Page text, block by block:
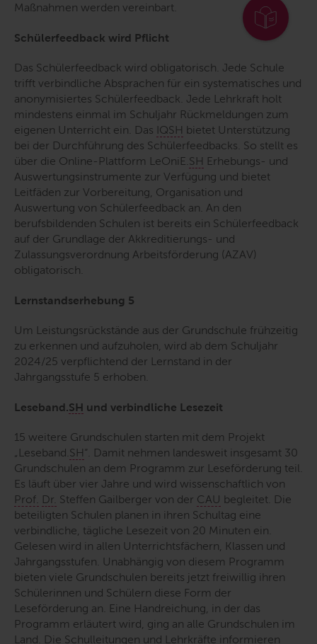
Maßnahmen werden vereinbart.
Schülerfeedback wird Pflicht
Das Schülerfeedback wird obligatorisch. Jede Schule
trifft verbindliche Absprachen für ein systematisches und
anonymisiertes Schülerfeedback. Jede Lehrkraft holt
mindestens einmal im Schuljahr Rückmeldungen zum
eigenen Unterricht ein. Das IQSH bietet Unterstützung
bei der Durchführung des Schülerfeedbacks. So stellt es
über die Online-Plattform LeOniE. SH Erhebungs- und
Auswertungsinstrumente zur Verfügung und bietet
Leitfäden zur Vorbereitung, Organisation und
Auswertung von Schülerfeedback an. An den
berufsbildenden Schulen ist bereits ein Schülerfeedback
auf der Grundlage der Akkreditierungs- und
Zulassungsverordnung Arbeitsförderung (AZAV)
obligatorisch.
Lernstandserhebung 5
Um Leistungsrückstände aus der Grundschule frühzeitig
zu erkennen und aufzuholen, wird ab dem Schuljahr
2024/25 verpflichtend der Lernstand in der
Jahrgangsstufe 5 erhoben.
Leseband.SH und verbindliche Lesezeit
15 weitere Grundschulen starten mit dem Projekt
„Leseband. SH“. Damit nehmen landesweit insgesamt 30
Grundschulen an dem Programm zur Leseförderung teil.
Es läuft über vier Jahre und wird wissenschaftlich von
Prof. Dr. Steffen Gailberger von der CAU begleitet. Die
beteiligten Schulen planen in ihren Schultag eine
verbindliche, tägliche Lesezeit von 20 Minuten ein.
Gelesen wird in allen Unterrichtsfächern, Klassen und
Jahrgangsstufen. Unabhängig von diesem Programm
bieten viele Grundschulen bereits jetzt freiwillig ihren
Schülerinnen und Schülern diese Form der
Leseförderung an. Eine Handreichung, in der das
Programm erläutert wird, ging an alle Grundschulen im
Land. Die Schulleitungen und Lehrkräfte informieren